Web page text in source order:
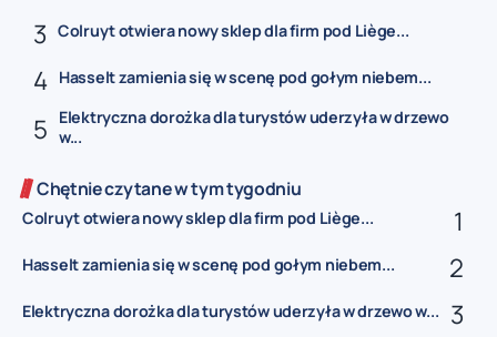
Colruyt otwiera nowy sklep dla firm pod Liège...
Hasselt zamienia się w scenę pod gołym niebem...
Elektryczna dorożka dla turystów uderzyła w drzewo
w...
Chętnie czytane w tym tygodniu
Colruyt otwiera nowy sklep dla firm pod Liège...
Hasselt zamienia się w scenę pod gołym niebem...
Elektryczna dorożka dla turystów uderzyła w drzewo w...